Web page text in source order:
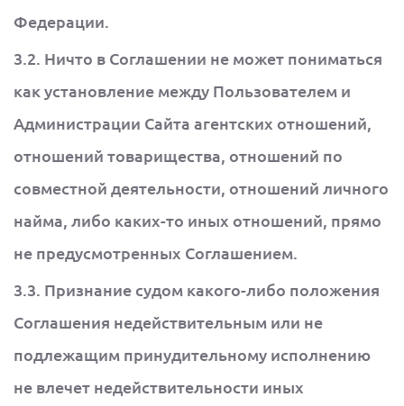
Федерации.
3.2. Ничто в Соглашении не может пониматься
как установление между Пользователем и
Администрации Сайта агентских отношений,
отношений товарищества, отношений по
совместной деятельности, отношений личного
найма, либо каких-то иных отношений, прямо
не предусмотренных Соглашением.
3.3. Признание судом какого-либо положения
Соглашения недействительным или не
подлежащим принудительному исполнению
не влечет недействительности иных